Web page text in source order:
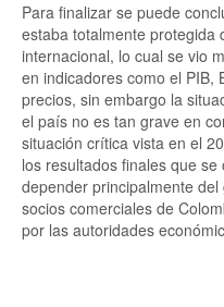
Para finalizar se puede
estaba totalmente protegida
internacional, lo cual se vio
en indicadores como el PIB,
precios, sin embargo la
el país no es tan grave en
situación crítica vista en el
los resultados finales que
depender principalmente
socios comerciales de
por las autoridades